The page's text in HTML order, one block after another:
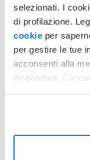
selezionati. I
di profilazione.
cookie per
per gestire le tue
acconsenti alla
dispositivo.
memorizzazione